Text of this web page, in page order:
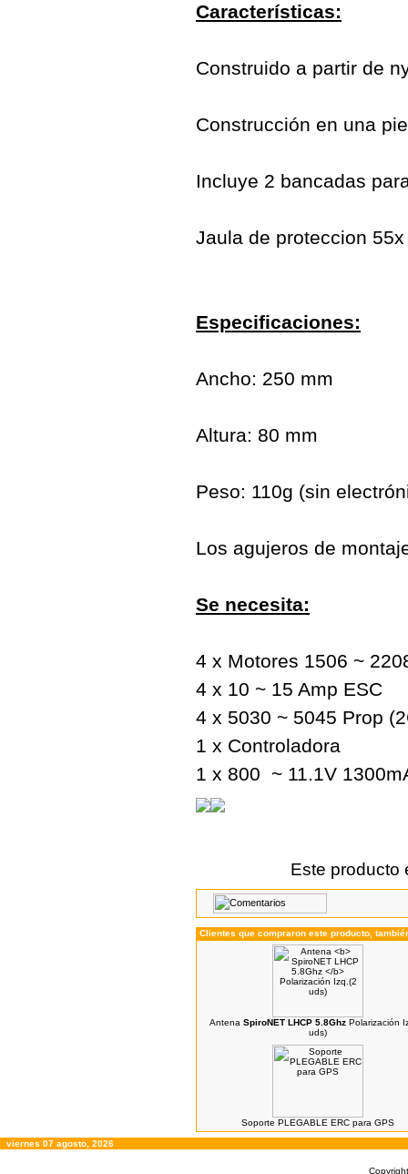
Características:
Construido a partir de
Construcción en una
Incluye 2 bancadas
Jaula de proteccion
Especificaciones:
Ancho: 250 mm
Altura: 80 mm
Peso: 110g (sin
Los agujeros de
Se necesita:
4 x Motores 1506 ~
4 x 10 ~ 15 Amp ESC
4 x 5030 ~ 5045 Prop
1 x Controladora
1 x 800 ~ 11.1V
Este producto
Clientes que compraron este producto,
Antena SpiroNET LHCP 5.8Ghz Polarización
uds)
Soporte PLEGABLE ERC para GPS
viernes 07 agosto, 2026